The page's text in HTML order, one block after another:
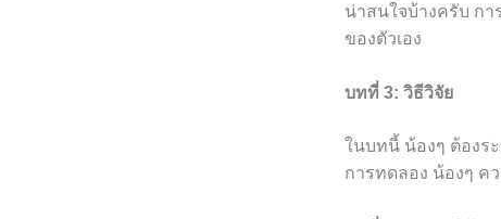
น่าสนใจบ้างครับ ก
ของตัวเอง
บทที่ 3: วิธีวิจัย
ในบทนี้ น้องๆ ต้องร
การทดลอง น้องๆ ค